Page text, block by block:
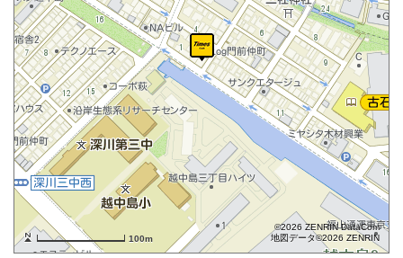
100m
©2026 ZENRIN DataCom
地図データ©2026 ZENRIN